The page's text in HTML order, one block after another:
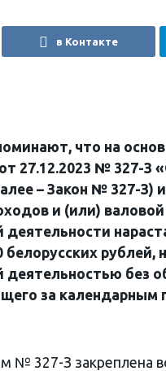
в Контакте
что на
27.12.2023 № 327-З
– Закон № 327-З)
и (или)
деятельности
рублей,
деятельностью без
за календарным
№ 327-З закреплена